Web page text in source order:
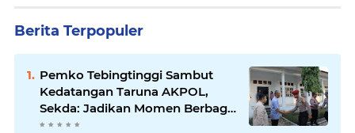
Berita Terpopuler
Pemko Tebingtinggi Sambut
Kedatangan Taruna AKPOL,
Sekda: Jadikan Momen Berbagi
Ilmu